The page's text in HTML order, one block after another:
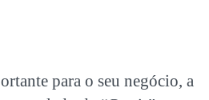
para o seu negócio, a